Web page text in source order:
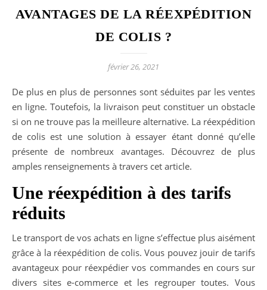
AVANTAGES DE LA RÉEXPÉDITION
DE COLIS ?
février 26, 2021
De plus en plus de personnes sont séduites par les ventes
en ligne. Toutefois, la livraison peut constituer un obstacle
si on ne trouve pas la meilleure alternative. La réexpédition
de colis est une solution à essayer étant donné qu’elle
présente de nombreux avantages. Découvrez de plus
amples renseignements à travers cet article.
Une réexpédition à des tarifs
réduits
Le transport de vos achats en ligne s’effectue plus aisément
grâce à la réexpédition de colis. Vous pouvez jouir de tarifs
avantageux pour réexpédier vos commandes en cours sur
divers sites e-commerce et les regrouper toutes. Vous